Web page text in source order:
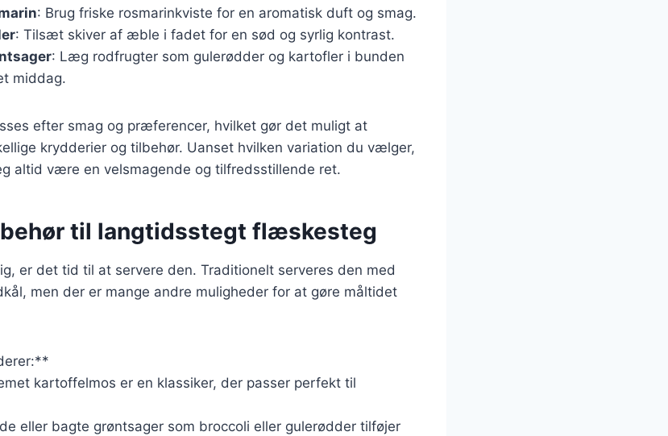
: Brug friske rosmarinkviste for en aromatisk duft og smag.
: Tilsæt skiver af æble i fadet for en sød og syrlig kontrast.
: Læg rodfrugter som gulerødder og kartofler i bunden
middag.
efter smag og præferencer, hvilket gør det muligt at
krydderier og tilbehør. Uanset hvilken variation du vælger,
altid være en velsmagende og tilfredsstillende ret.
til langtidsstegt flæskesteg
er det tid til at servere den. Traditionelt serveres den med
men der er mange andre muligheder for at gøre måltidet
kartoffelmos er en klassiker, der passer perfekt til
eller bagte grøntsager som broccoli eller gulerødder tilføjer